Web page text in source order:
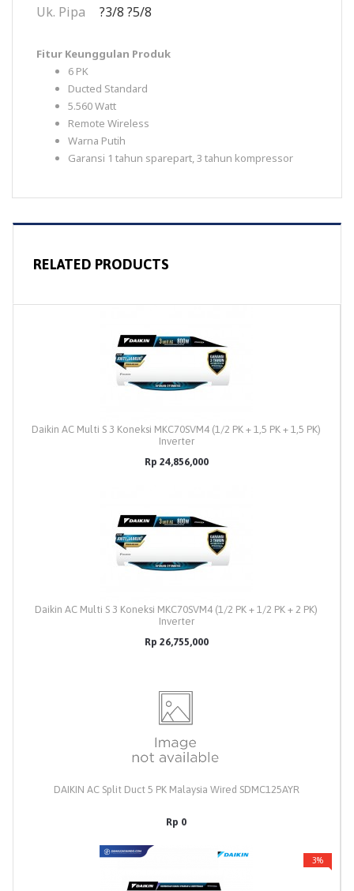
Uk. Pipa
?3/8 ?5/8
Fitur Keunggulan Produk
6 PK
Ducted Standard
5.560 Watt
Remote Wireless
Warna Putih
Garansi 1 tahun sparepart, 3 tahun kompressor
RELATED PRODUCTS
Daikin AC Multi S 3 Koneksi MKC70SVM4 (1/2 PK + 1,5 PK + 1,5 PK)
Inverter
Rp 24,856,000
Daikin AC Multi S 3 Koneksi MKC70SVM4 (1/2 PK + 1/2 PK + 2 PK)
Inverter
Rp 26,755,000
DAIKIN AC Split Duct 5 PK Malaysia Wired SDMC125AYR
Rp 0
3%